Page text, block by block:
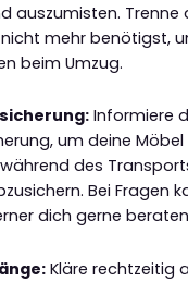
auszumisten. Trenne
mehr benötigst,
beim Umzug.
Informiere
um deine Möbel
des
Bei Fragen
dich gerne
Kläre rechtzeitig